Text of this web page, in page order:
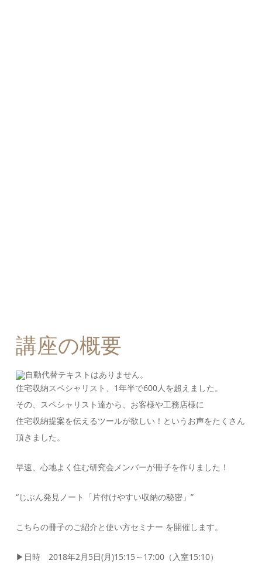
講座の概要
住宅収納スペシャリスト、1年半で600人を超えました。
その、スペシャリスト達から、お客様や工務店様に
住宅収納提案を伝えるツールが欲しい！というお声をたくさん
頂きました。
早速、心地よく住む研究会メンバーが冊子を作りました！
“じぶん発見ノート「片付けやすい収納の秘密」”
こちらの冊子のご紹介と使い方セミナー を開催します。
▶︎ 日時 2018年2月5日(月)15:15～17:00（入室15:10）